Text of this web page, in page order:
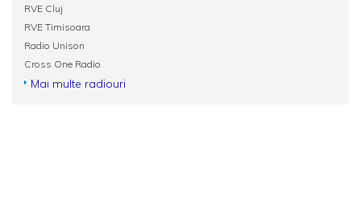
RVE Cluj
RVE Timisoara
Radio Unison
Cross One Radio
Mai multe radiouri